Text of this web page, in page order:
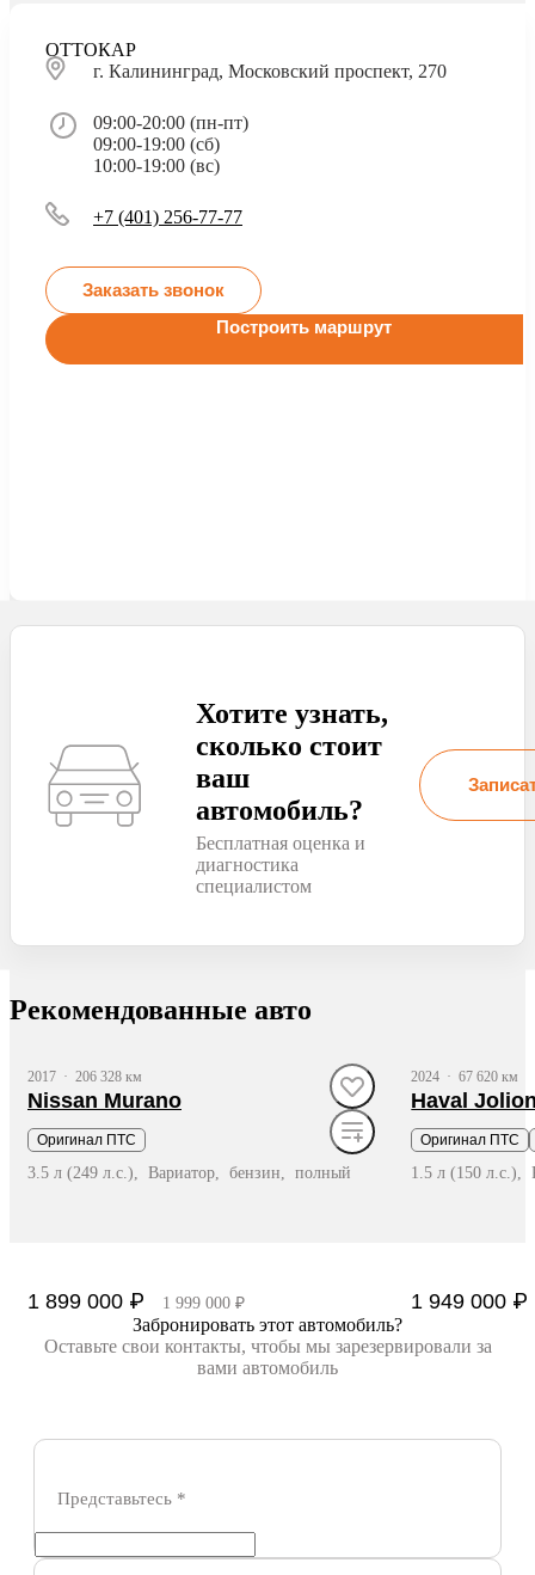
ОТТОКАР
г. Калининград, Московский проспект, 270
09:00-20:00 (пн-пт)
09:00-19:00 (сб)
10:00-19:00 (вс)
+7 (401) 256-77-77
Заказать звонок
Построить маршрут
Хотите узнать,
сколько стоит
ваш
автомобиль?
Бесплатная оценка и
диагностика
специалистом
Рекомендованные авто
2017 · 206 328 км
Nissan Murano
Оригинал ПТС
3.5 л (249 л.с.), Вариатор, бензин, полный
1 899 000 ₽ 1 999 000 ₽
Записаться на тест-драйв
2024 · 67 620 км
Haval
Оригинал ПТС
1.5 л (150 л.с.),
1 949 000 ₽
Забронировать этот автомобиль?
Оставьте свои контакты, чтобы мы зарезервировали за
вами автомобиль
Представьтесь *